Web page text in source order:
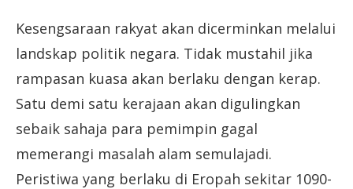
Kesengsaraan rakyat akan dicerminkan melalui
landskap politik negara. Tidak mustahil jika
rampasan kuasa akan berlaku dengan kerap.
Satu demi satu kerajaan akan digulingkan
sebaik sahaja para pemimpin gagal
memerangi masalah alam semulajadi.
Peristiwa yang berlaku di Eropah sekitar 1090-